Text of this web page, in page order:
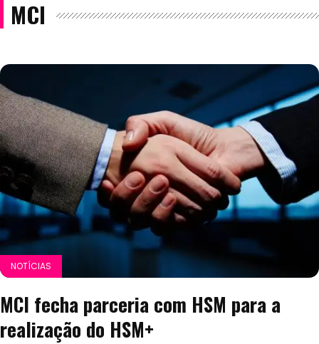
MCI
NOTÍCIAS
MCI fecha parceria com HSM para a
realização do HSM+